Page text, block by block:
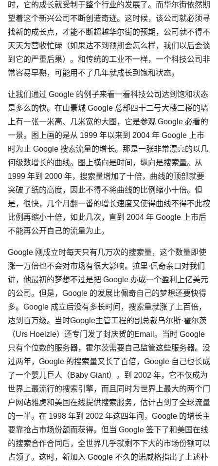
时，它的成长就受制于整个行业的发展了。而华尔街依然期
望着这个新兴公司不断创造奇迹。这时候，该公司就必须寻
找新的成长点，才能不断超越华尔街的预期，公司就不得不
天天为营收忙碌（如果达不到预期会怎么样，我们以后会谈
到它的严重后果）。和传统的工业不一样，一个科技公司非
常容易早熟，可能用不了几年就成长到饱和状态。
让我们通过 Google 的例子来看一看科技公司达到饱和状态
是多么的快。在山景城 Google 总部四十二号大楼二楼的墙
上有一张一米高、几米宽的大图，它是参观 Google 必看的
一景。图上画的是从 1999 年以来到 2004 年 Google 上市
时为止 Google 搜索流量的增长。那是一张非常漂亮的以几
何级数增长的曲线。图上横向是时间，纵向是搜索量。从
1999 年到 2000 年，搜索量增加了十倍，曲线的顶部就要
突破了纸的高度，因此不得不将曲线的比例缩小十倍。但
是，很快，几个月翻一番的增长速度又使得曲线不得不此按
比例再缩小十倍，如此几次，直到 2004 年 Google 上市后
不能再公开自己的流量为止。
Google 刚成立时每天只有几万次的搜索量，这个数量即使
涨一万倍也不会对市场有很大影响。拉里·佩奇亲口对我们
讲，他最初的梦想不过是把 Google 办成一个盈利上亿美元
的公司。但是，Google 的发展比佩奇自己的梦想还要快得
多。Google 成立后没有多长时间，搜索量就涨了上百倍，
达到百万级。当时Google主管工程的副总裁乌尔斯·霍尔茨
（Urs Hoelzle）还专门发了封庆贺的Email。当时 Google
只有个位数的服务器，霍尔茨需要自己监管这些服务器。没
过两年，Google 的搜索量又长了百倍，Google 自己也长成
了一个婴儿巨人（Baby Giant）。到 2002 年，它不仅成为
世界上最流行的搜索引擎，而且同时为世界上最大的两个门
户网站雅虎和美国在线提供搜索服务，估计占到了全球流量
的一半。在 1998 年到 2002 年这四年间，Google 的增长主
要靠抢占市场份额而获得。但当 Google 签下了和美国在线
的搜索合作合同后，全世界几乎就剩不下大的市场份额可以
占领了。这时，新加入 Google 不久的诺威格指出了上述朴